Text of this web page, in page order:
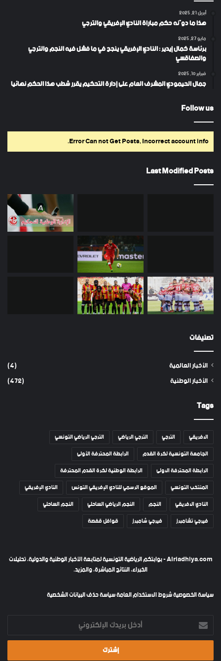
أبريل 21, 2025
هذا ما دوّنه حكم مباراة النادي الإفريقي والترجي
مايو 27, 2025
برئاسة كمال إيدير : النادي الإفريقي ينجح في ما فشل فيه النجم والترجي
والصفاقسي
فبراير 10, 2025
جمال الحيمودي المشرف العام على إدارة التحكيم يقرر شطب هذا الحكم نهائيا
Follow us
Error Can not Get Posts, Incorrect account info.
Last Modified Posts
تصنيفات
الأخبار العالمية
(4)
الأخبار الوطنية
(472)
Tags
الافريقي الترجي الترجي الرياضي
الترجي الرياضي التونسي
الجامعة التونسية لكرة القدم
الرابطة المحترفة الأولى
الرابطة المحترفة الاولى
الرابطة الوطنية لكرة القدم المحترفة
المنتخب التونسي
الموقع الرسمي للنادي الإفريقي التونس
النادي الإفريقي
النادي الافريقي
النجم النجم الرياضي الساحلي
النجم الساحلي
فيرجي تشامبرز
فيرجي شامبرز قوافل قفصة
Alriadhiya.com - بوابتكم الرياضية التونسية لمتابعة الأخبار الوطنية والدولية، تحليلات
الخبراء، النتائج المباشرة، والمزيد.
سياسة الخصوصيةشروط الاستخدام العامةسياسة حذف البيانات الشخصية
أدخل
بريدك
الإلكتروني